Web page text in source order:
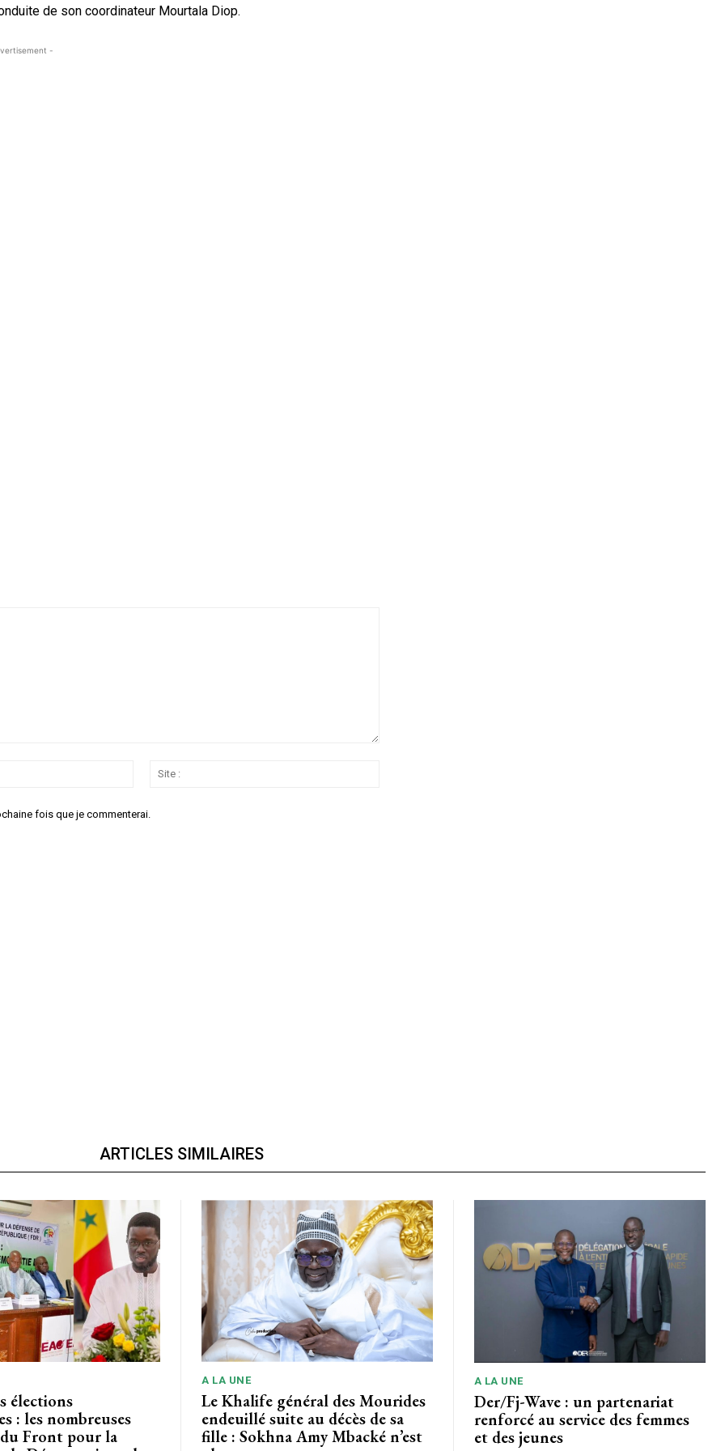
de son coordinateur Mourtala Diop.
-
Email
fois que je commenterai.
ARTICLES SIMILAIRES
élections
: les nombreuses
Front pour la
A LA UNE
Le Khalife général des Mourides
endeuillé suite au décès de sa
fille : Sokhna Amy Mbacké n’est
A LA UNE
Der/Fj-Wave : un partenariat
renforcé au service des femmes
et des jeunes